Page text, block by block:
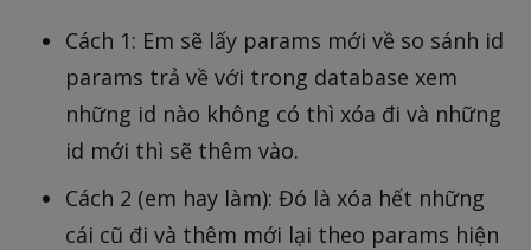
Cách 1: Em sẽ lấy params mới về so sánh id
params trả về với trong database xem
những id nào không có thì xóa đi và những
id mới thì sẽ thêm vào.
Cách 2 (em hay làm): Đó là xóa hết những
cái cũ đi và thêm mới lại theo params hiện